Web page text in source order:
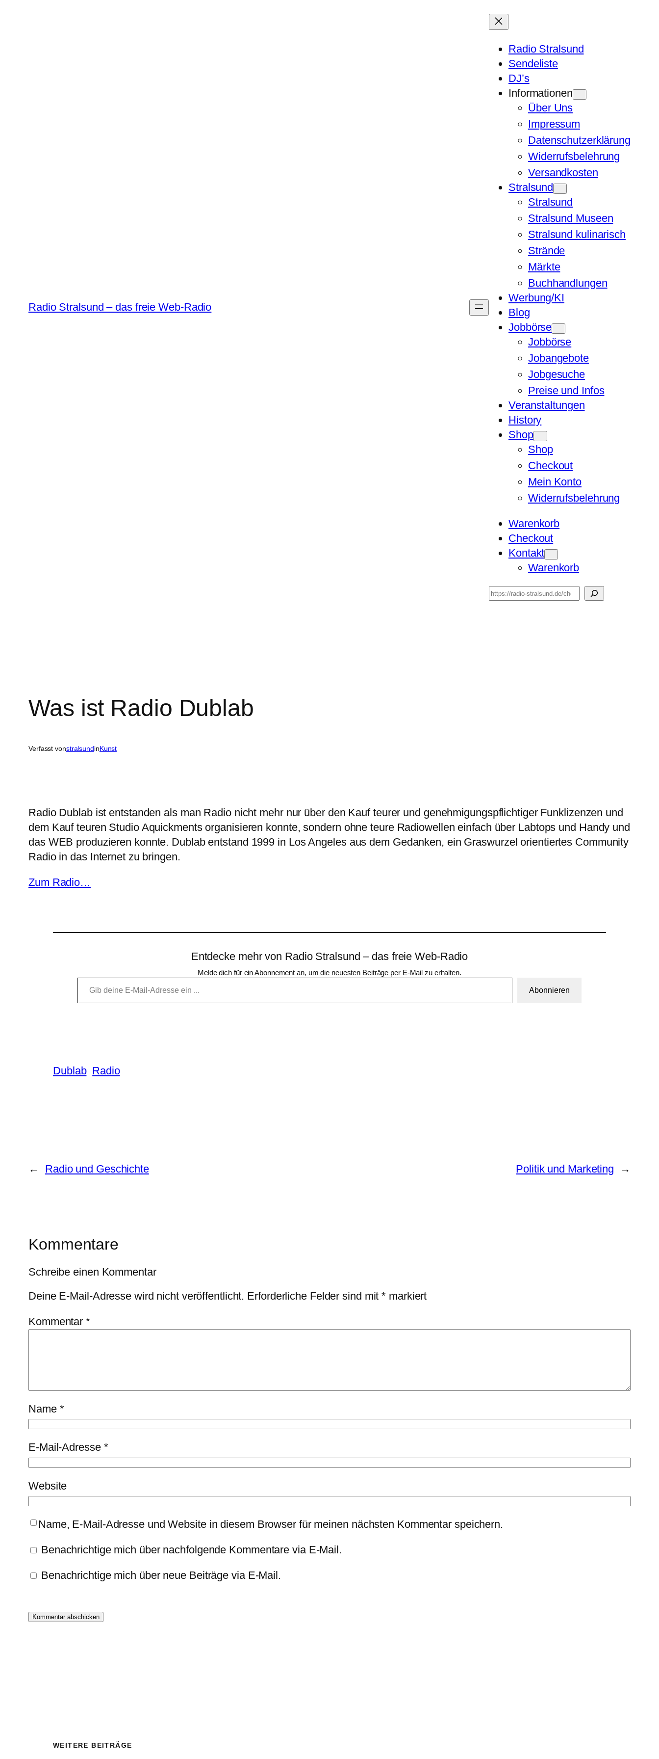
Radio Stralsund – das freie Web-Radio
Radio Stralsund
Sendeliste
DJ’s
Informationen
Über Uns
Impressum
Datenschutzerklärung
Widerrufsbelehrung
Versandkosten
Stralsund
Stralsund
Stralsund Museen
Stralsund kulinarisch
Strände
Märkte
Buchhandlungen
Werbung/KI
Blog
Jobbörse
Jobbörse
Jobangebote
Jobgesuche
Preise und Infos
Veranstaltungen
History
Shop
Shop
Checkout
Mein Konto
Widerrufsbelehrung
Warenkorb
Checkout
Kontakt
Warenkorb
Suchen
Was ist Radio Dublab
Verfasst vonstralsundinKunst
Radio Dublab ist entstanden als man Radio nicht mehr nur über den Kauf teurer und genehmigungspflichtiger Funklizenzen und
dem Kauf teuren Studio Aquickments organisieren konnte, sondern ohne teure Radiowellen einfach über Labtops und Handy und
das WEB produzieren konnte. Dublab entstand 1999 in Los Angeles aus dem Gedanken, ein Graswurzel orientiertes Community
Radio in das Internet zu bringen.
Zum Radio…
Entdecke mehr von Radio Stralsund – das freie Web-Radio
Melde dich für ein Abonnement an, um die neuesten Beiträge per E-Mail zu erhalten.
Gib deine E-Mail-Adresse ein …
Abonnieren
Dublab Radio
← Radio und Geschichte Politik und Marketing →
Kommentare
Schreibe einen Kommentar
Deine E-Mail-Adresse wird nicht veröffentlicht. Erforderliche Felder sind mit* markiert
Kommentar*
Name *
E-Mail-Adresse *
Website
Name, E-Mail-Adresse und Website in diesem Browser für meinen nächsten Kommentar speichern.
Benachrichtige mich über nachfolgende Kommentare via E-Mail.
Benachrichtige mich über neue Beiträge via E-Mail.
WEITERE BEITRÄGE